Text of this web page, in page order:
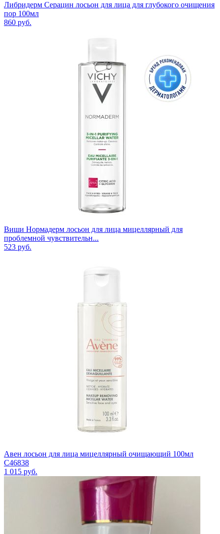
Либридерм Серацин лосьон для лица для глубокого очищения
пор 100мл
860 руб.
Виши Нормадерм лосьон для лица мицеллярный для
проблемной чувствительн...
523 руб.
Авен лосьон для лица мицеллярный очищающий 100мл
C46838
1 015 руб.